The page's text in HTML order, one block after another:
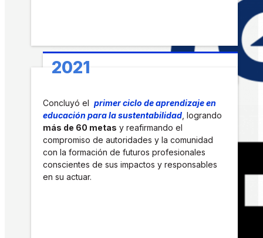
2021
Concluyó el primer ciclo de aprendizaje en
educación para la sustentabilidad , logrando
más de 60 metas y reafirmando el
compromiso de autoridades y la comunidad
con la formación de futuros profesionales
conscientes de sus impactos y responsables
en su actuar.